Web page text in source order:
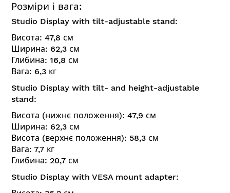
Розміри і вага:
Studio Display with tilt-adjustable stand:
Висота: 47,8 см
Ширина: 62,3 см
Глибина: 16,8 см
Вага: 6,3 кг
Studio Display with tilt- and height-adjustable
stand:
Висота (нижнє положення): 47,9 см
Ширина: 62,3 см
Висота (верхнє положення): 58,3 см
Вага: 7,7 кг
Глибина: 20,7 см
Studio Display with VESA mount adapter: